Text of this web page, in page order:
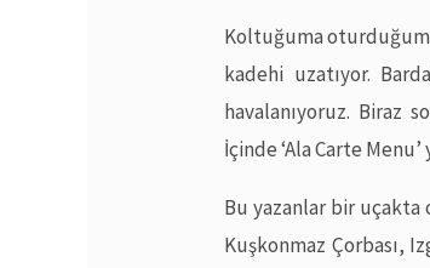
Koltuğuma
kadehi uzatıyor.
havalanıyoruz. Biraz
İçinde ‘Ala Carte
Bu yazanlar bir uçakta
Kuşkonmaz Çorbası,